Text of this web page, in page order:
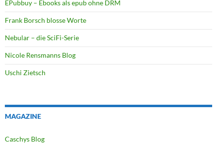
EPubbuy – Ebooks als epub ohne DRM
Frank Borsch blosse Worte
Nebular – die SciFi-Serie
Nicole Rensmanns Blog
Uschi Zietsch
MAGAZINE
Caschys Blog